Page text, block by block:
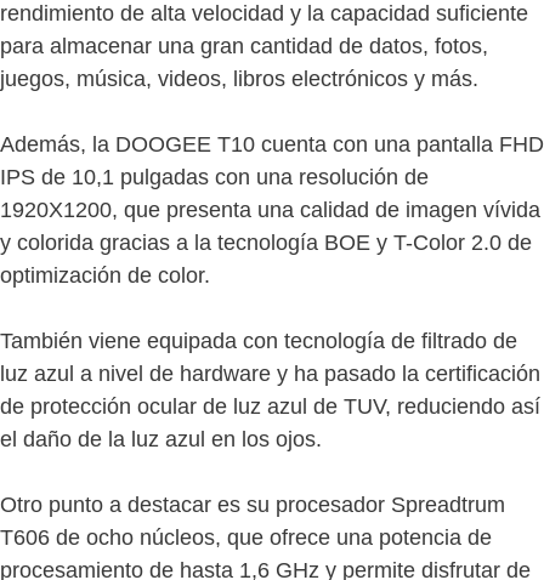
rendimiento de alta velocidad y la capacidad suficiente
para almacenar una gran cantidad de datos, fotos,
juegos, música, videos, libros electrónicos y más.
Además, la DOOGEE T10 cuenta con una pantalla FHD
IPS de 10,1 pulgadas con una resolución de
1920X1200, que presenta una calidad de imagen vívida
y colorida gracias a la tecnología BOE y T-Color 2.0 de
optimización de color.
También viene equipada con tecnología de filtrado de
luz azul a nivel de hardware y ha pasado la certificación
de protección ocular de luz azul de TUV, reduciendo así
el daño de la luz azul en los ojos.
Otro punto a destacar es su procesador Spreadtrum
T606 de ocho núcleos, que ofrece una potencia de
procesamiento de hasta 1,6 GHz y permite disfrutar de